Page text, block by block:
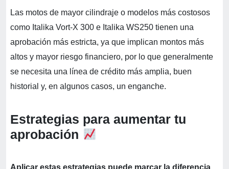
Las motos de mayor cilindraje o modelos más costosos
como Italika Vort-X 300 e Italika WS250 tienen una
aprobación más estricta, ya que implican montos más
altos y mayor riesgo financiero, por lo que generalmente
se necesita una línea de crédito más amplia, buen
historial y, en algunos casos, un enganche.
Estrategias para aumentar tu
aprobación